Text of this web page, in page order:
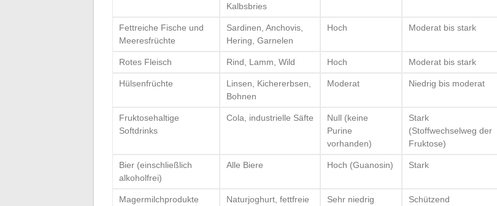
Kalbsbries
Fettreiche Fische und
Meeresfrüchte
Sardinen, Anchovis,
Hering, Garnelen
Hoch Moderat bis stark
Rotes Fleisch Rind, Lamm, Wild Hoch Moderat bis stark
Hülsenfrüchte
Linsen, Kichererbsen,
Bohnen
Moderat Niedrig bis moderat
Fruktosehaltige
Softdrinks
Cola, industrielle Säfte
Null (keine
Purine
vorhanden)
Stark
(Stoffwechselweg der
Fruktose)
Bier (einschließlich
alkoholfrei)
Alle Biere Hoch (Guanosin) Stark
Magermilchprodukte
Naturjoghurt, fettfreie
Sehr niedrig Schützend